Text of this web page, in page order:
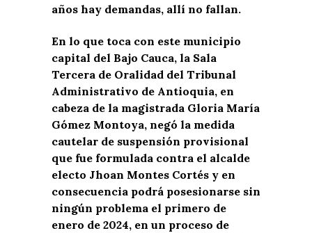
años hay demandas, allí no fallan.
En lo que toca con este municipio
capital del Bajo Cauca, la Sala
Tercera de Oralidad del Tribunal
Administrativo de Antioquia, en
cabeza de la magistrada Gloria María
Gómez Montoya, negó la medida
cautelar de suspensión provisional
que fue formulada contra el alcalde
electo Jhoan Montes Cortés y en
consecuencia podrá posesionarse sin
ningún problema el primero de
enero de 2024, en un proceso de